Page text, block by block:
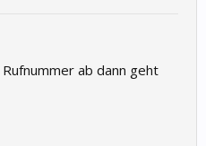
ab dann geht